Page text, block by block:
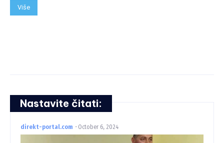
Više
Nastavite čitati:
direkt-portal.com - October 6, 2024